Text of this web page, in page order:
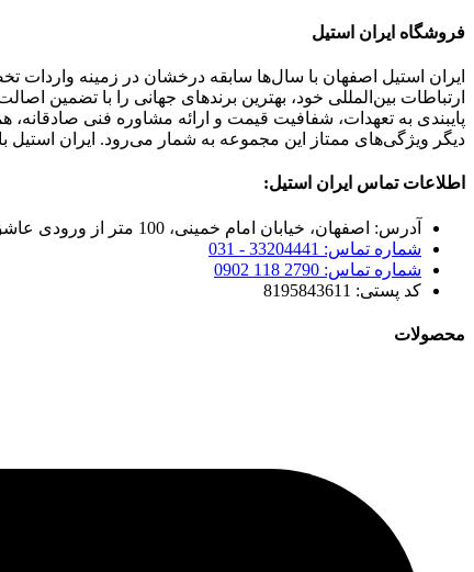
فروشگاه ایران استیل
ایران استیل اصفهان با سال‌ها سابقه درخشان در زمینه
ارتباطات بین‌المللی خود، بهترین برندهای جهانی را با تضمین
پایبندی به تعهدات، شفافیت قیمت و ارائه مشاوره فنی
دیگر ویژگی‌های ممتاز این مجموعه به شمار می‌رود. ایران استیل
اطلاعات تماس ایران استیل:
آدرس: اصفهان، خیابان امام خمینی، 100 متر از ورودی عاشق‌آباد
شماره تماس: 33204441 - 031
شماره تماس: 2790 118 0902
کد پستی: 8195843611
محصولات